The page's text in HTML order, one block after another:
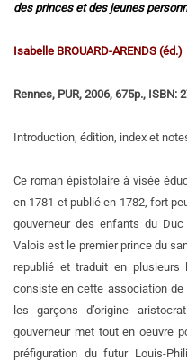
des princes et des jeunes
Isabelle BROUARD-ARENDS (éd.)
Rennes, PUR, 2006, 675p., ISBN:
Introduction, édition, index et
Ce roman épistolaire à visée
en 1781 et publié en 1782, fort
gouverneur des enfants du
Valois est le premier prince du
republié et traduit en
consiste en cette association de
les garçons d’origine
gouverneur met tout en oeuvre
préfiguration du futur Louis-